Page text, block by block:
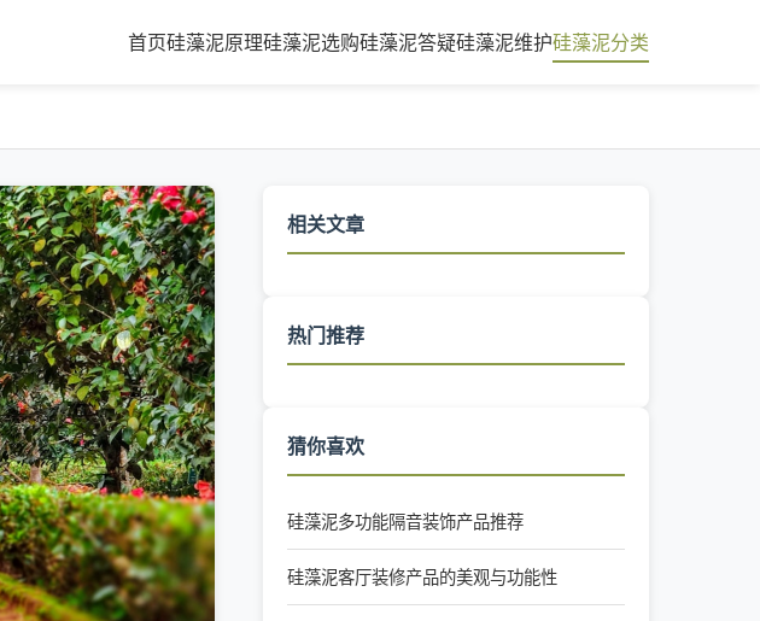
首页硅藻泥原理硅藻泥选购硅藻泥答疑硅藻泥维护硅藻泥分类
相关文章
热门推荐
猜你喜欢
硅藻泥多功能隔音装饰产品推荐
硅藻泥客厅装修产品的美观与功能性